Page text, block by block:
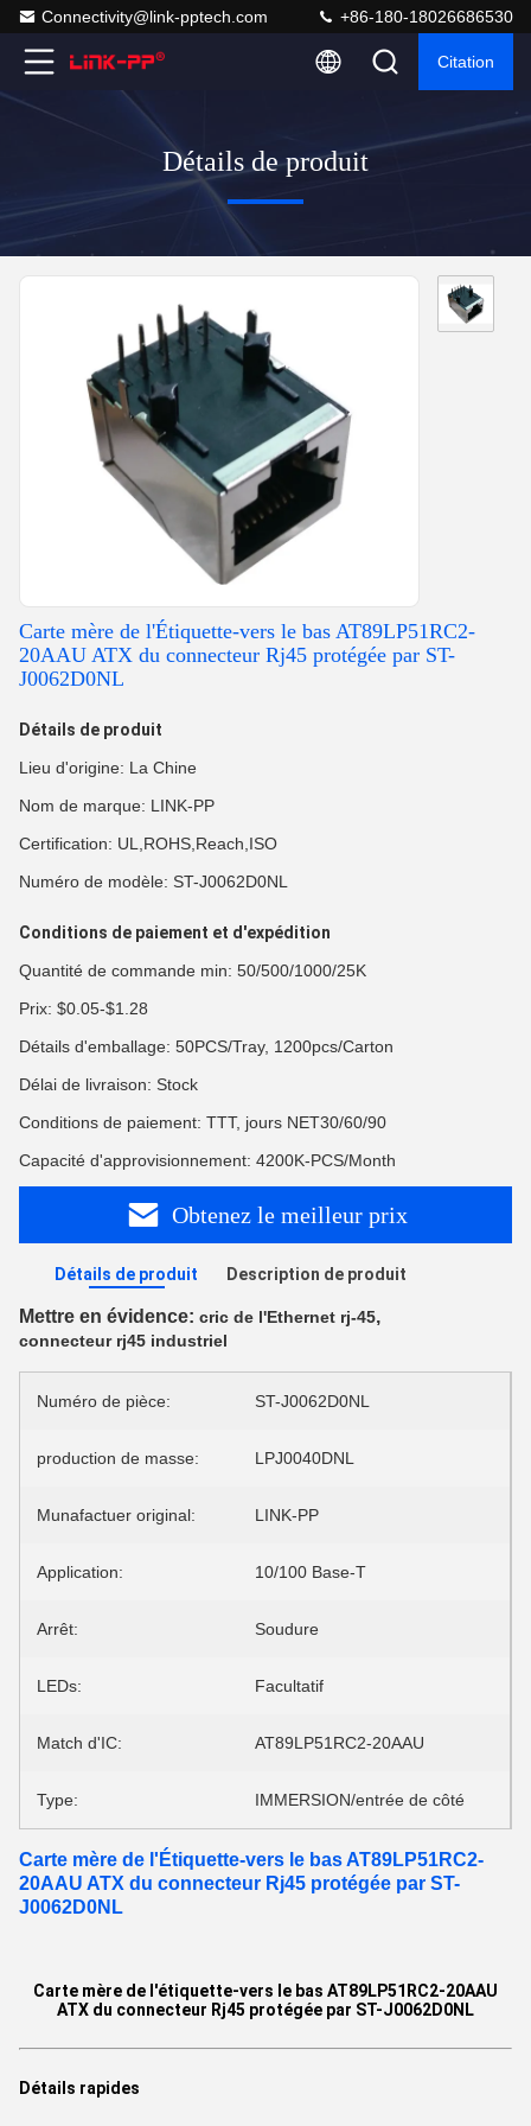
Connectivity@link-pptech.com +86-180-18026686530
Citation
Détails de produit
Carte mère de l'Étiquette-vers le bas AT89LP51RC2-
20AAU ATX du connecteur Rj45 protégée par ST-
J0062D0NL
Détails de produit
Lieu d'origine: La Chine
Nom de marque: LINK-PP
Certification: UL,ROHS,Reach,ISO
Numéro de modèle: ST-J0062D0NL
Conditions de paiement et d'expédition
Quantité de commande min: 50/500/1000/25K
Prix: $0.05-$1.28
Détails d'emballage: 50PCS/Tray, 1200pcs/Carton
Délai de livraison: Stock
Conditions de paiement: TTT, jours NET30/60/90
Capacité d'approvisionnement: 4200K-PCS/Month
Obtenez le meilleur prix
Détails de produit Description de produit
Mettre en évidence: cric de l'Ethernet rj-45,
connecteur rj45 industriel
Numéro de pièce: ST-J0062D0NL
production de masse: LPJ0040DNL
Munafactuer original: LINK-PP
Application: 10/100 Base-T
Arrêt: Soudure
LEDs: Facultatif
Match d'IC: AT89LP51RC2-20AAU
Type: IMMERSION/entrée de côté
Carte mère de l'Étiquette-vers le bas AT89LP51RC2-
20AAU ATX du connecteur Rj45 protégée par ST-
J0062D0NL
Carte mère de l'étiquette-vers le bas AT89LP51RC2-20AAU
ATX du connecteur Rj45 protégée par ST-J0062D0NL
Détails rapides